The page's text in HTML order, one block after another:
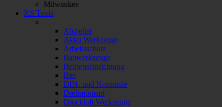
Milwaukee
KS Tools
Abzieher
Akku Werkzeuge
Arbeitsschutz
Bauwerkzeuge
Betriebseinrichtung
Bits
DIN- und Normteile
Drehmoment
Druckluft Werkzeuge